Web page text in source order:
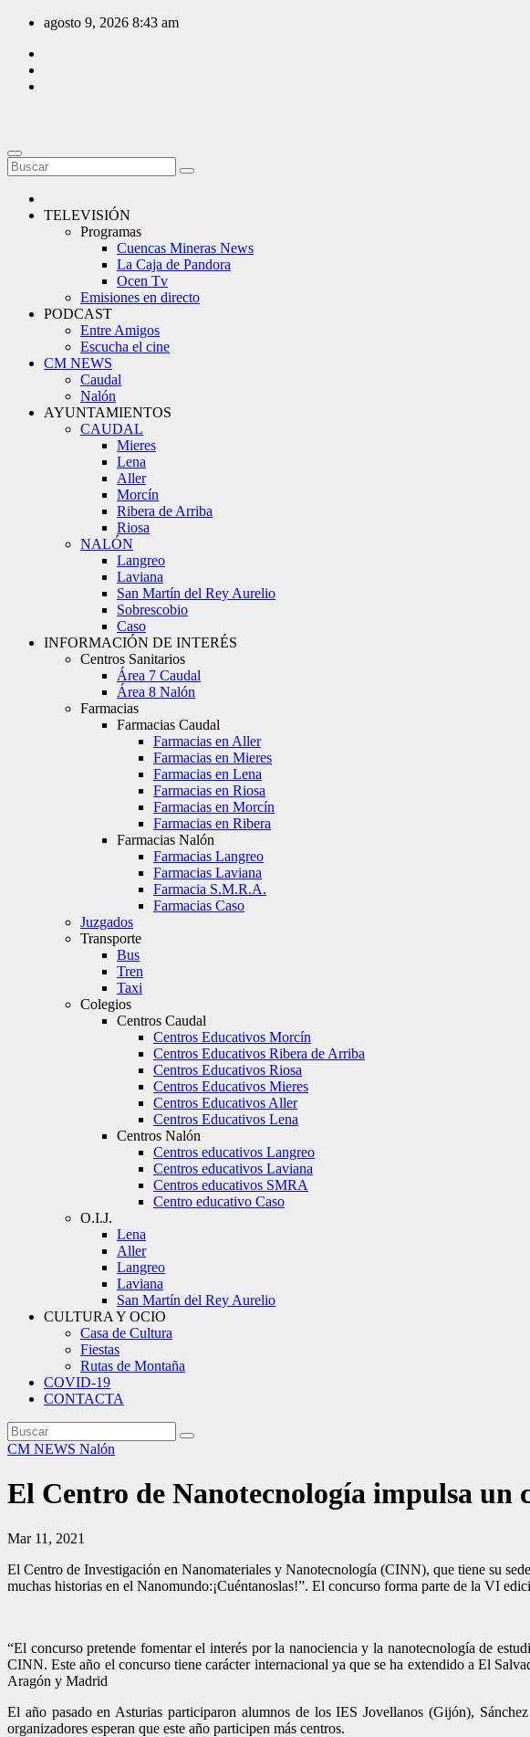
Saltar
contenido
agosto 9, 2026 8:43 am
TELEVISIÓN
Programas
Cuencas Mineras News
La Caja de Pandora
Ocen Tv
Emisiones en directo
PODCAST
Entre Amigos
Escucha el cine
CM NEWS
Caudal
Nalón
AYUNTAMIENTOS
CAUDAL
Mieres
Lena
Aller
Morcín
Ribera de Arriba
Riosa
NALÓN
Langreo
Laviana
San Martín del Rey Aurelio
Sobrescobio
Caso
INFORMACIÓN DE INTERÉS
Centros Sanitarios
Área 7 Caudal
Área 8 Nalón
Farmacias
Farmacias Caudal
Farmacias en Aller
Farmacias en Mieres
Farmacias en Lena
Farmacias en Riosa
Farmacias en Morcín
Farmacias en Ribera
Farmacias Nalón
Farmacias Langreo
Farmacias Laviana
Farmacia S.M.R.A.
Farmacias Caso
Juzgados
Transporte
Bus
Tren
Taxi
Colegios
Centros Caudal
Centros Educativos Morcín
Centros Educativos Ribera de Arriba
Centros Educativos Riosa
Centros Educativos Mieres
Centros Educativos Aller
Centros Educativos Lena
Centros Nalón
Centros educativos Langreo
Centros educativos Laviana
Centros educativos SMRA
Centro educativo Caso
O.I.J.
Lena
Aller
Langreo
Laviana
San Martín del Rey Aurelio
CULTURA Y OCIO
Casa de Cultura
Fiestas
Rutas de Montaña
COVID-19
CONTACTA
CM NEWS Nalón
El Centro de Nanotecnología impulsa un
Mar 11, 2021
El Centro de Investigación en Nanomateriales y Nanotecnología (CINN), que tiene su
muchas historias en el Nanomundo:¡Cuéntanoslas!”. El concurso forma parte de la VI
“El concurso pretende fomentar el interés por la nanociencia y la nanotecnología de
CINN. Este año el concurso tiene carácter internacional ya que se ha extendido a El
Aragón y Madrid
El año pasado en Asturias participaron alumnos de los IES Jovellanos (Gijón),
organizadores esperan que este año participen más centros.